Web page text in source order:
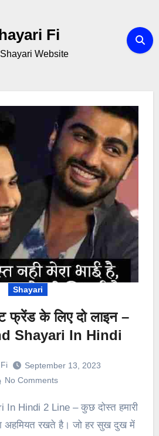
Fi
Website
Shayari
फ्रेंड के लिए दो लाइन –
Shayari In Hindi
September 13, 2023
No Comments
अहमियत रखते है। जो हर सुख दुख में